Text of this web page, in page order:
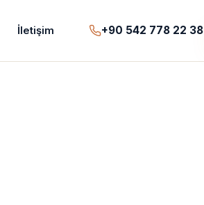
İletişim +90 542 778 22 38